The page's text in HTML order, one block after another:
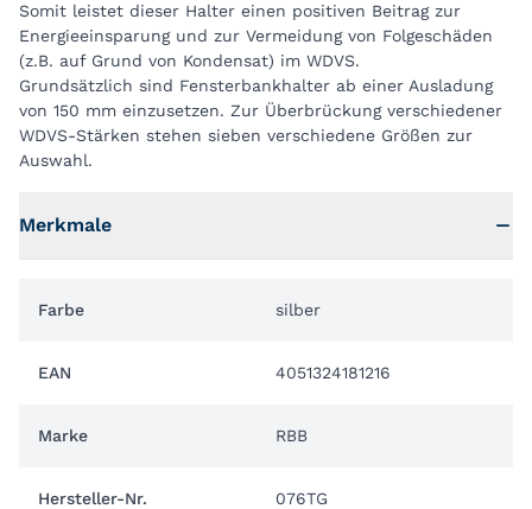
Somit leistet dieser Halter einen positiven Beitrag zur
Energieeinsparung und zur Vermeidung von Folgeschäden
(z.B. auf Grund von Kondensat) im WDVS.
Grundsätzlich sind Fensterbankhalter ab einer Ausladung
von 150 mm einzusetzen. Zur Überbrückung verschiedener
WDVS-Stärken stehen sieben verschiedene Größen zur
Auswahl.
Merkmale
Farbe silber
EAN 4051324181216
Marke RBB
Hersteller-Nr. 076TG